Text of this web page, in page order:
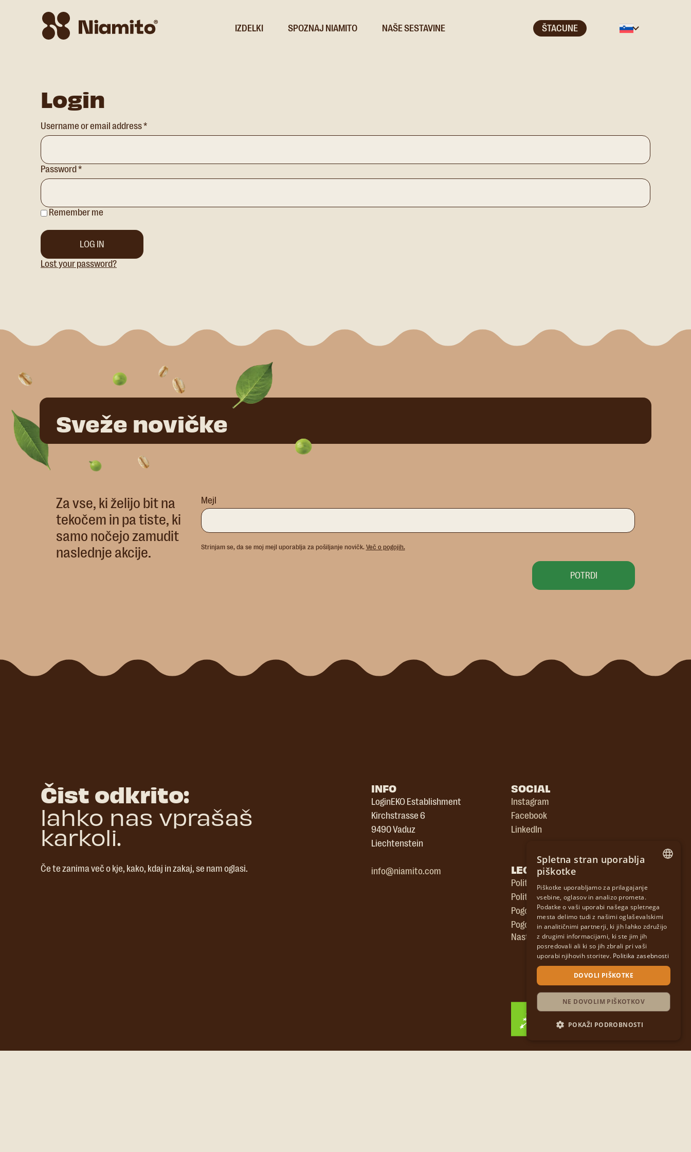
IZDELKI SPOZNAJ NIAMITO NAŠE SESTAVINE ŠTACUNE
Login
Username or email address*Required
Password *Required
Remember me
LOG IN
Lost your password?
Sveže novičke
Za vse, ki želijo bit na
tekočem in pa tiste, ki
samo nočejo zamudit
naslednje akcije.
AST
Mejl
Strinjam se, da se moj mejl uporablja za pošiljanje novičk. Več o pogojih.
POTRDI
Čist odkrito:
lahko nas vprašaš
karkoli.
Če te zanima več o kje, kako, kdaj in zakaj, se nam oglasi.
INFO
LoginEKO Establishment
Kirchstrasse 6
9490 Vaduz
Liechtenstein
info@niamito.com
SOCIAL
Instagram
Facebook
LinkedIn
LEGAL
Politika zasebnosti
Politika piškotkov
Pogoji uporabe spletnega mesta
Pogosta vprašanja
Nastavitve piškotkov
GERMAN
CZECH
CROATIAN
SLOVENIAN
Spletna stran uporablja
piškotke
Piškotke uporabljamo za prilagajanje
vsebine, oglasov in analizo prometa.
Podatke o vaši uporabi našega spletnega
mesta delimo tudi z našimi oglaševalskimi
in analitičnimi partnerji, ki jih lahko združijo
z drugimi informacijami, ki ste jim jih
posredovali ali ki so jih zbrali pri vaši
uporabi njihovih storitev. Politika zasebnosti
DOVOLI PIŠKOTKE
NE DOVOLIM PIŠKOTKOV
POKAŽI PODROBNOSTI